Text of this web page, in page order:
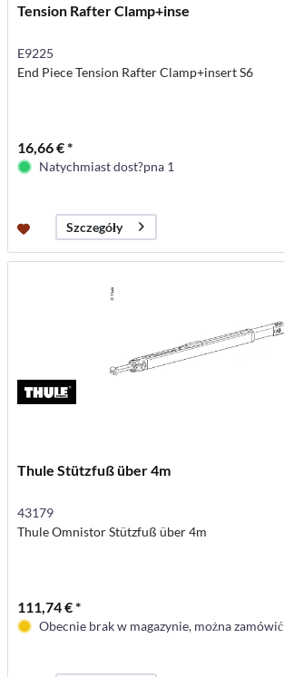
Tension Rafter Clamp+inse
E9225
End Piece Tension Rafter Clamp+insert S6
16,66 € *
Natychmiast dost?pna 1
Szczegóły
Thule Stützfuß über 4m
43179
Thule Omnistor Stützfuß über 4m
111,74 € *
Obecnie brak w magazynie, można zamówić